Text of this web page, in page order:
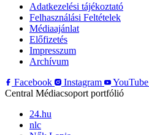
Adatkezelési tájékoztató
Felhasználási Feltételek
Médiaajánlat
Előfizetés
Impresszum
Archívum
Facebook
Instagram YouTube
Central Médiacsoport portfólió
24.hu
nlc